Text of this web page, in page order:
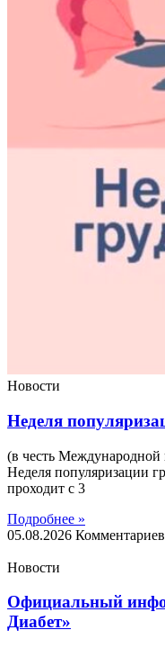
Новости
Неделя
(в честь Международной
Неделя популяризации
проходит с 3
Подробнее »
05.08.2026
Новости
Официальный
Диабет»